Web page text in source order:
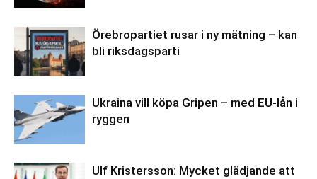
Örebropartiet rusar i ny mätning – kan
bli riksdagsparti
Ukraina vill köpa Gripen – med EU-lån i
ryggen
Ulf Kristersson: Mycket glädjande att